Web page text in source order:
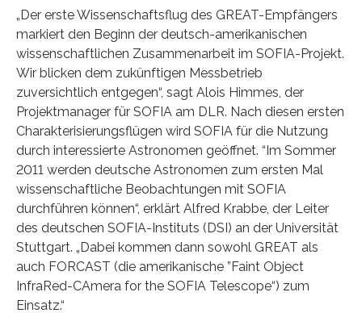
„Der erste Wissenschaftsflug des GREAT-Empfängers
markiert den Beginn der deutsch-amerikanischen
wissenschaftlichen Zusammenarbeit im SOFIA-Projekt.
Wir blicken dem zukünftigen Messbetrieb
zuversichtlich entgegen“, sagt Alois Himmes, der
Projektmanager für SOFIA am DLR. Nach diesen ersten
Charakterisierungsflügen wird SOFIA für die Nutzung
durch interessierte Astronomen geöffnet. “Im Sommer
2011 werden deutsche Astronomen zum ersten Mal
wissenschaftliche Beobachtungen mit SOFIA
durchführen können“, erklärt Alfred Krabbe, der Leiter
des deutschen SOFIA-Instituts (DSI) an der Universität
Stuttgart. „Dabei kommen dann sowohl GREAT als
auch FORCAST (die amerikanische ”Faint Object
InfraRed-CAmera for the SOFIA Telescope“) zum
Einsatz.“